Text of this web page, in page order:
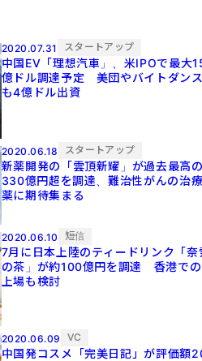
2020.07.31 スタートアップ
中国EV「理想汽車」、米IPOで最大
億ドル調達予定 美団やバイトダン
も4億ドル出資
2020.06.18 スタートアップ
新薬開発の「雲頂新耀」が過去最高
330億円超を調達、難治性がんの治
薬に期待集まる
2020.06.10 短信
7月に日本上陸のティードリンク「奈
の茶」が約100億円を調達 香港での
上場も検討
2020.06.09 VC
中国発コスメ「完美日記」が評価額